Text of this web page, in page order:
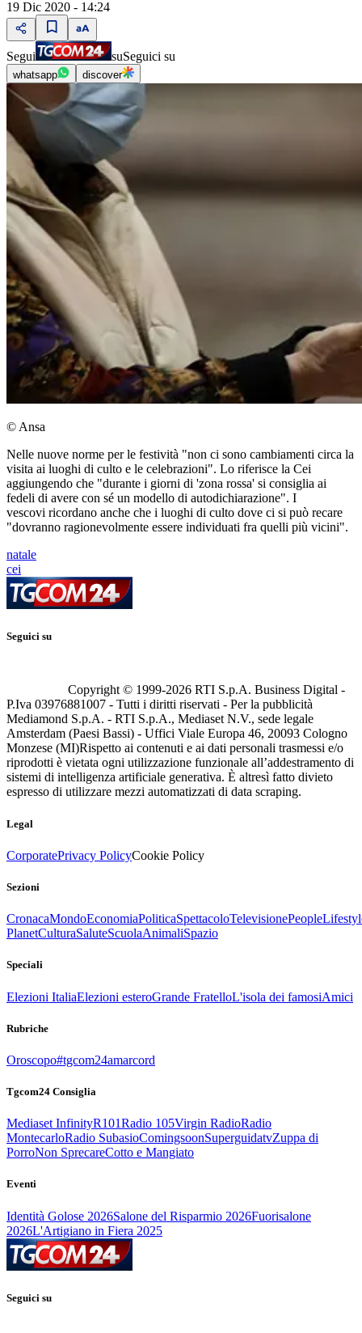
19 Dic 2020 - 14:24
Segui suSeguici su
whatsapp discover
© Ansa
Nelle nuove norme per le festività "non ci sono cambiamenti circa la
visita ai luoghi di culto e le celebrazioni". Lo riferisce la Cei
aggiungendo che "durante i giorni di 'zona rossa' si consiglia ai
fedeli di avere con sé un modello di autodichiarazione". I
vescovi ricordano anche che i luoghi di culto dove ci si può recare
"dovranno ragionevolmente essere individuati fra quelli più vicini".
natale
cei
Seguici su
Copyright © 1999-2026 RTI S.p.A. Business Digital -
P.Iva 03976881007 - Tutti i diritti riservati - Per la pubblicità
Mediamond S.p.A. - RTI S.p.A., Mediaset N.V., sede legale
Amsterdam (Paesi Bassi) - Uffici Viale Europa 46, 20093 Cologno
Monzese (MI)Rispetto ai contenuti e ai dati personali trasmessi e/o
riprodotti è vietata ogni utilizzazione funzionale all’addestramento di
sistemi di intelligenza artificiale generativa. È altresì fatto divieto
espresso di utilizzare mezzi automatizzati di data scraping.
Legal
CorporatePrivacy PolicyCookie Policy
Sezioni
CronacaMondoEconomiaPoliticaSpettacoloTelevisionePeople
PlanetCulturaSaluteScuolaAnimaliSpazio
Speciali
Elezioni ItaliaElezioni esteroGrande FratelloL'isola dei famosiAmici
Rubriche
Oroscopo#tgcom24amarcord
Tgcom24 Consiglia
Mediaset InfinityR101Radio 105Virgin RadioRadio
MontecarloRadio SubasioComingsoonSuperguidatvZuppa di
PorroNon SprecareCotto e Mangiato
Eventi
Identità Golose 2026Salone del Risparmio 2026Fuorisalone
2026L'Artigiano in Fiera 2025
Seguici su